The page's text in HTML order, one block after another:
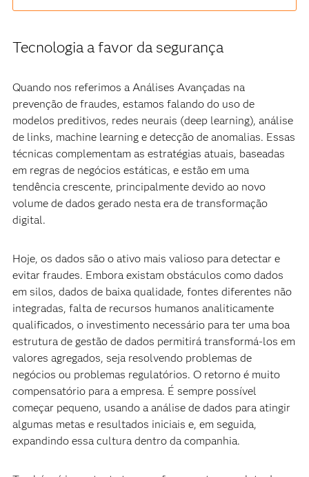
Tecnologia a favor da segurança
Quando nos referimos a Análises Avançadas na
prevenção de fraudes, estamos falando do uso de
modelos preditivos, redes neurais (deep learning), análise
de links, machine learning e detecção de anomalias. Essas
técnicas complementam as estratégias atuais, baseadas
em regras de negócios estáticas, e estão em uma
tendência crescente, principalmente devido ao novo
volume de dados gerado nesta era de transformação
digital.
Hoje, os dados são o ativo mais valioso para detectar e
evitar fraudes. Embora existam obstáculos como dados
em silos, dados de baixa qualidade, fontes diferentes não
integradas, falta de recursos humanos analiticamente
qualificados, o investimento necessário para ter uma boa
estrutura de gestão de dados permitirá transformá-los em
valores agregados, seja resolvendo problemas de
negócios ou problemas regulatórios. O retorno é muito
compensatório para a empresa. É sempre possível
começar pequeno, usando a análise de dados para atingir
algumas metas e resultados iniciais e, em seguida,
expandindo essa cultura dentro da companhia.